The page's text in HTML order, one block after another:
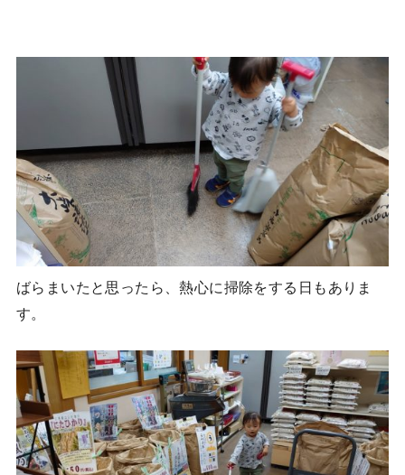
ばらまいたと思ったら、熱心に掃除をする日もありま
す。